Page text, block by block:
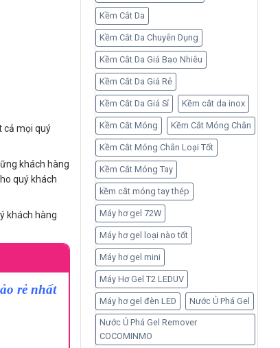
Kềm Cắt Da
Kềm Cắt Da Chuyên Dụng
Kềm Cắt Da Giá Bao Nhiêu
Kềm Cắt Da Giá Rẻ
Kềm Cắt Da Giá Sỉ Kềm cắt da inox
Kềm Cắt Móng Kềm Cắt Móng Chân
Kềm Cắt Móng Chân Loại Tốt
Kềm Cắt Móng Tay
kềm cắt móng tay thép
Máy hơ gel 72W
Máy hơ gel loại nào tốt
Máy hơ gel mini
Máy Hơ Gel T2 LEDUV
Máy hơ gel đèn LED Nước Ủ Phá Gel
Nước Ủ Phá Gel Remover
COCOMINMO
cả mọi quý
khách hàng
quý khách
khách hàng
rẻ nhất